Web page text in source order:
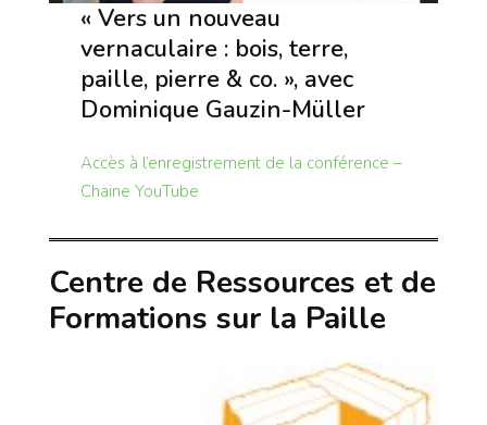
« Vers un nouveau
vernaculaire : bois, terre,
paille, pierre & co. », avec
Dominique Gauzin-Müller
Accès à l’enregistrement de la conférence –
Chaine YouTube
Centre de Ressources et de
Formations sur la Paille